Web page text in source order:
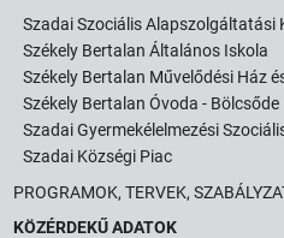
Szadai Szociális Alapszolgáltatási
Székely Bertalan Általános Iskola
Székely Bertalan Művelődési Ház
Székely Bertalan Óvoda - Bölcsőde
Szadai Gyermekélelmezési
Szadai Községi Piac
PROGRAMOK, TERVEK,
KÖZÉRDEKŰ ADATOK